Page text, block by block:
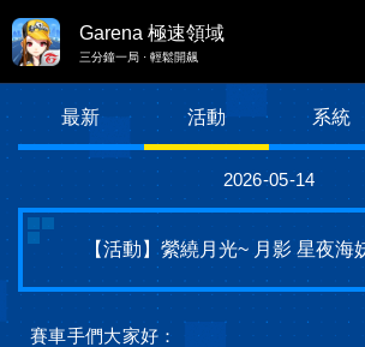
Garena 極速領域
Garena 極速領域
三分鐘一局 · 輕鬆開飆
最新 活動 系統
【活動】縈繞月光~ 月影 星夜海
2026-05-14
賽車手們大家好：